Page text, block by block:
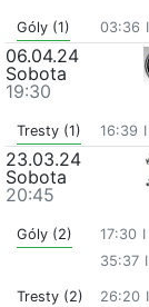
Góly (1) 03:36
06.04.24
Sobota
19:30
Tresty (1) 16:39
23.03.24
Sobota
20:45
Góly (2) 17:30
35:37
Tresty (2) 26:20